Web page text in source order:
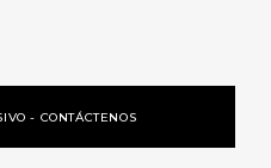
- CONTÁCTENOS